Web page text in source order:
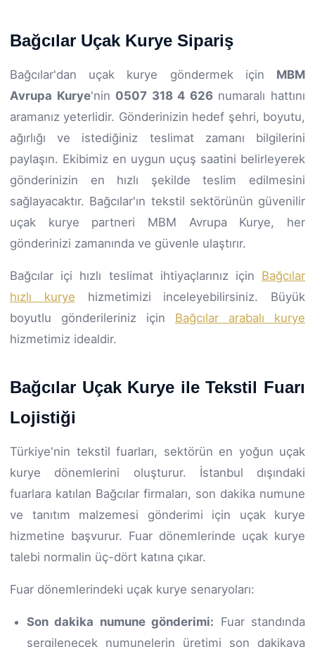
Bağcılar Uçak Kurye Sipariş
Bağcılar'dan uçak kurye göndermek için MBM
Avrupa Kurye'nin 0507 318 4 626 numaralı hattını
aramanız yeterlidir. Gönderinizin hedef şehri, boyutu,
ağırlığı ve istediğiniz teslimat zamanı bilgilerini
paylaşın. Ekibimiz en uygun uçuş saatini belirleyerek
gönderinizin en hızlı şekilde teslim edilmesini
sağlayacaktır. Bağcılar'ın tekstil sektörünün güvenilir
uçak kurye partneri MBM Avrupa Kurye, her
gönderinizi zamanında ve güvenle ulaştırır.
Bağcılar içi hızlı teslimat ihtiyaçlarınız için Bağcılar
hızlı kurye hizmetimizi inceleyebilirsiniz. Büyük
boyutlu gönderileriniz için Bağcılar arabalı kurye
hizmetimiz idealdir.
Bağcılar Uçak Kurye ile Tekstil Fuarı
Lojistiği
Türkiye'nin tekstil fuarları, sektörün en yoğun uçak
kurye dönemlerini oluşturur. İstanbul dışındaki
fuarlara katılan Bağcılar firmaları, son dakika numune
ve tanıtım malzemesi gönderimi için uçak kurye
hizmetine başvurur. Fuar dönemlerinde uçak kurye
talebi normalin üç-dört katına çıkar.
Fuar dönemlerindeki uçak kurye senaryoları:
Son dakika numune gönderimi: Fuar standında
sergilenecek numunelerin üretimi son dakikaya